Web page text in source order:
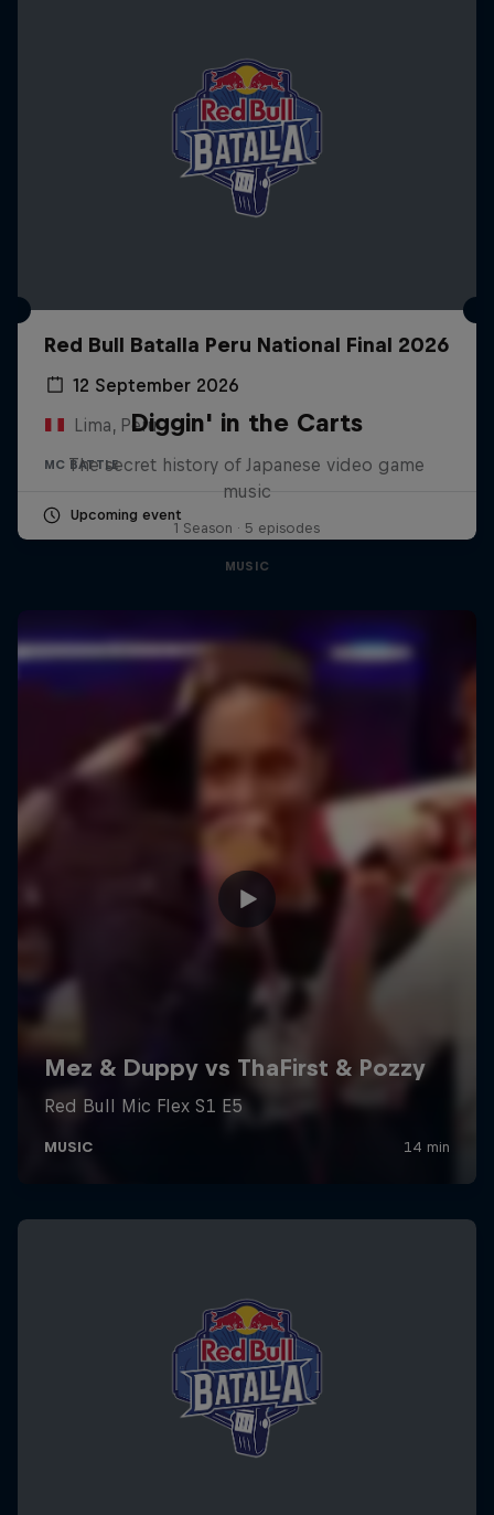
Red Bull Batalla Peru National Final 2026
12 September 2026
Lima, Peru
MC BATTLE
Upcoming event
Diggin' in the Carts
The secret history of Japanese video game
music
1 Season · 5 episodes
MUSIC